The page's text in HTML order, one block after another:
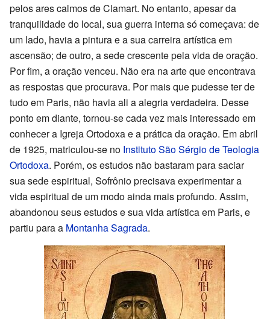
pelos ares calmos de Clamart. No entanto, apesar da
tranquilidade do local, sua guerra interna só começava: de
um lado, havia a pintura e a sua carreira artística em
ascensão; de outro, a sede crescente pela vida de oração.
Por fim, a oração venceu. Não era na arte que encontrava
as respostas que procurava. Por mais que pudesse ter de
tudo em Paris, não havia ali a alegria verdadeira. Desse
ponto em diante, tornou-se cada vez mais interessado em
conhecer a Igreja Ortodoxa e a prática da oração. Em abril
de 1925, matriculou-se no Instituto São Sérgio de Teologia
Ortodoxa. Porém, os estudos não bastaram para saciar
sua sede espiritual, Sofrônio precisava experimentar a
vida espiritual de um modo ainda mais profundo. Assim,
abandonou seus estudos e sua vida artística em Paris, e
partiu para a Montanha Sagrada.